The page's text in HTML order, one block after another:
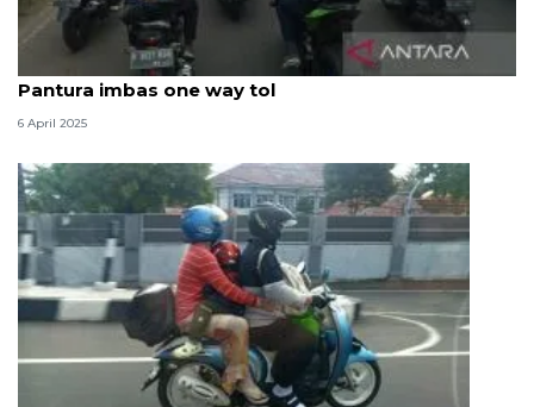
Dishub: Volume kendaraan meningkat di jalur
Pantura imbas one way tol
6 April 2025